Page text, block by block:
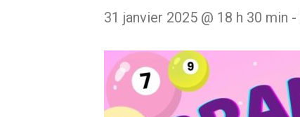
31 janvier 2025 @ 18 h 30 min -